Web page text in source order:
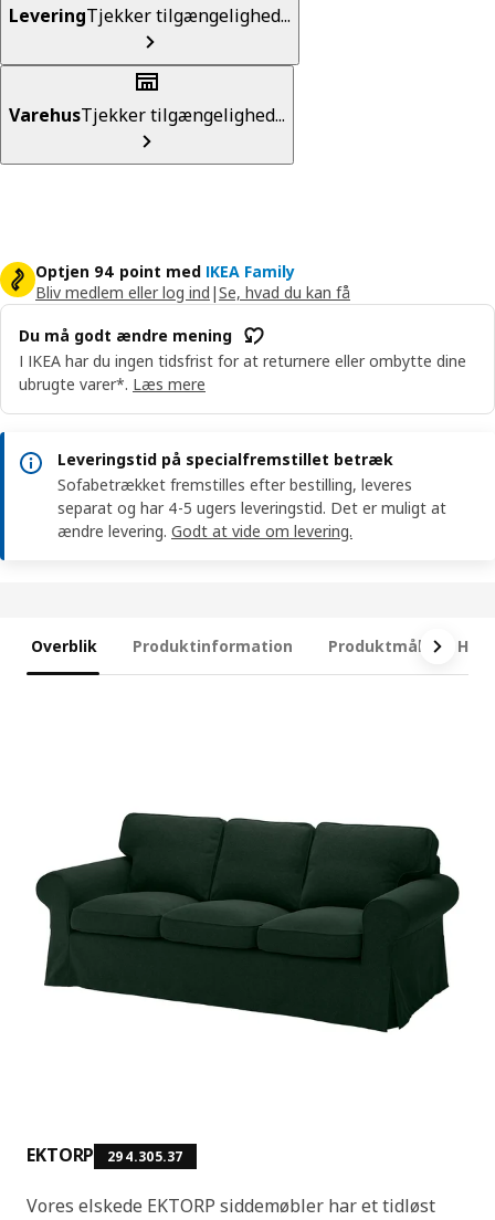
LeveringTjekker tilgængelighed...
VarehusTjekker tilgængelighed...
Optjen 94 point med IKEA Family
Bliv medlem eller log ind |Se, hvad du kan få
Du må godt ændre mening
I IKEA har du ingen tidsfrist for at returnere eller ombytte dine
ubrugte varer*. Læs mere
Leveringstid på specialfremstillet betræk
Sofabetrækket fremstilles efter bestilling, leveres
separat og har 4-5 ugers leveringstid. Det er muligt at
ændre levering. Godt at vide om levering.
Overblik Produktinformation Produktmål
EKTORP 294.305.37
Vores elskede EKTORP siddemøbler har et tidløst